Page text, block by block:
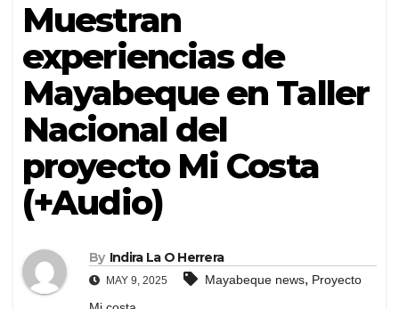
Muestran
experiencias de
Mayabeque en Taller
Nacional del
proyecto Mi Costa
(+Audio)
By Indira La O Herrera
MAY 9, 2025 Mayabeque news, Proyecto